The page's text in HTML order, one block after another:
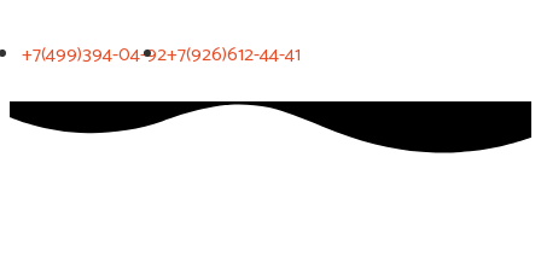
+7(499)394-04-92+7(926)612-44-41